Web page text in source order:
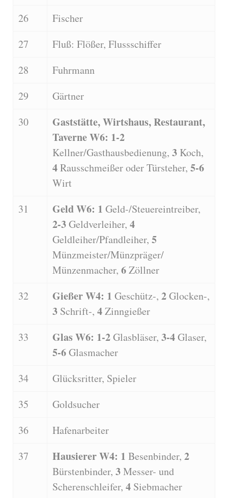
26
Fischer
27
Fluß: Flößer, Flussschiffer
28
Fuhrmann
29
Gärtner
30
Gaststätte, Wirtshaus, Restaurant,
Taverne W6: 1-2
Kellner/Gasthausbedienung, 3 Koch,
4Rausschmeißer oder Türsteher, 5-6
Wirt
31
Geld W6: 1 Geld-/Steuereintreiber,
2-3Geldverleiher, 4
Geldleiher/Pfandleiher, 5
Münzmeister/Münzpräger/
Münzenmacher, 6Zöllner
32
Gießer W4: 1 Geschütz-, 2Glocken-,
3 Schrift-, 4Zinngießer
33
Glas W6: 1-2Glasbläser, 3-4Glaser,
5-6Glasmacher
34
Glücksritter, Spieler
35
Goldsucher
36
Hafenarbeiter
37
Hausierer W4: 1 Besenbinder, 2
Bürstenbinder, 3Messer- und
Scherenschleifer, 4 Siebmacher